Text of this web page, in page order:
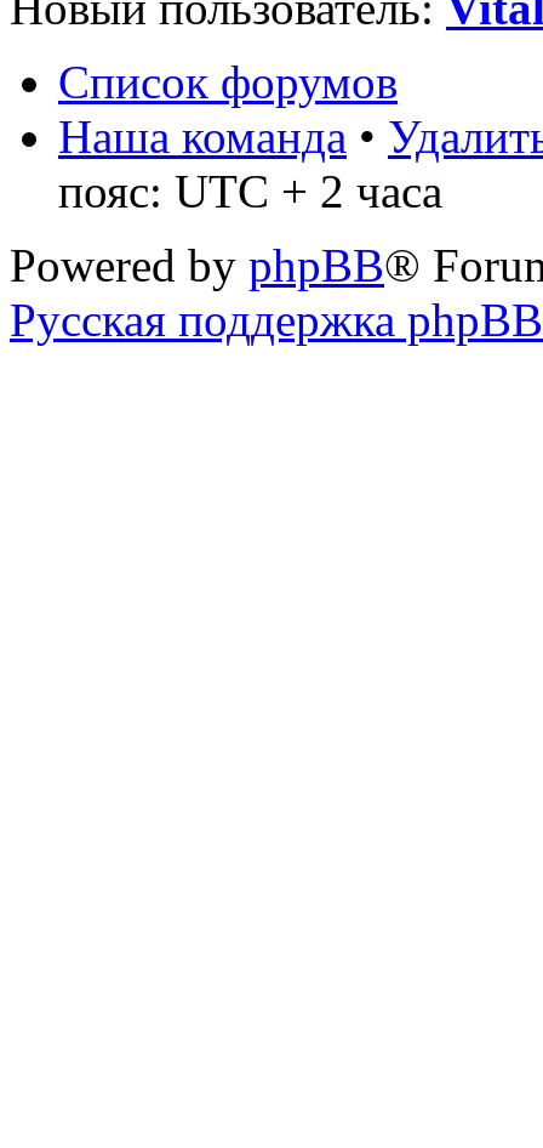
Список форумов
Наша команда •
пояс: UTC + 2 часа
Powered by phpBB®
Русская поддержка phpBB